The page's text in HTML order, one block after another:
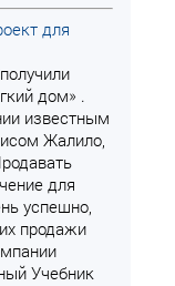
для
дом» .
известным
Жалило,
для
успешно,
продажи
Учебник